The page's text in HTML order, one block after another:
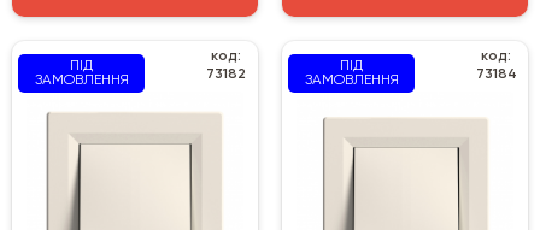
ПІД
ЗАМОВЛЕННЯ
код:
73182
ПІД
ЗАМОВЛЕННЯ
код:
73184